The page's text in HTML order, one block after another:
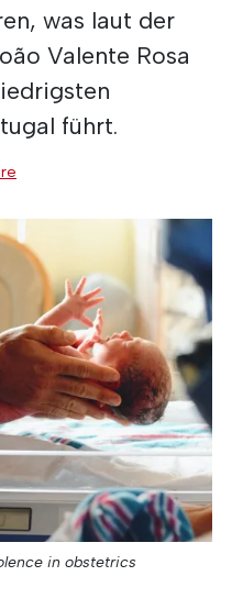
was laut der
Valente Rosa
führt.
in obstetrics